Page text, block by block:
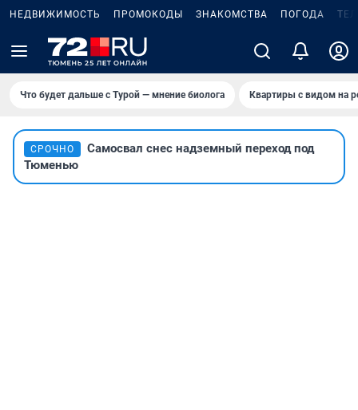
НЕДВИЖИМОСТЬ ПРОМОКОДЫ ЗНАКОМСТВА ПОГОДА
Что будет дальше с Турой — мнение биолога Квартиры с видом на
СРОЧНО
Самосвал снес надземный переход под
Тюменью